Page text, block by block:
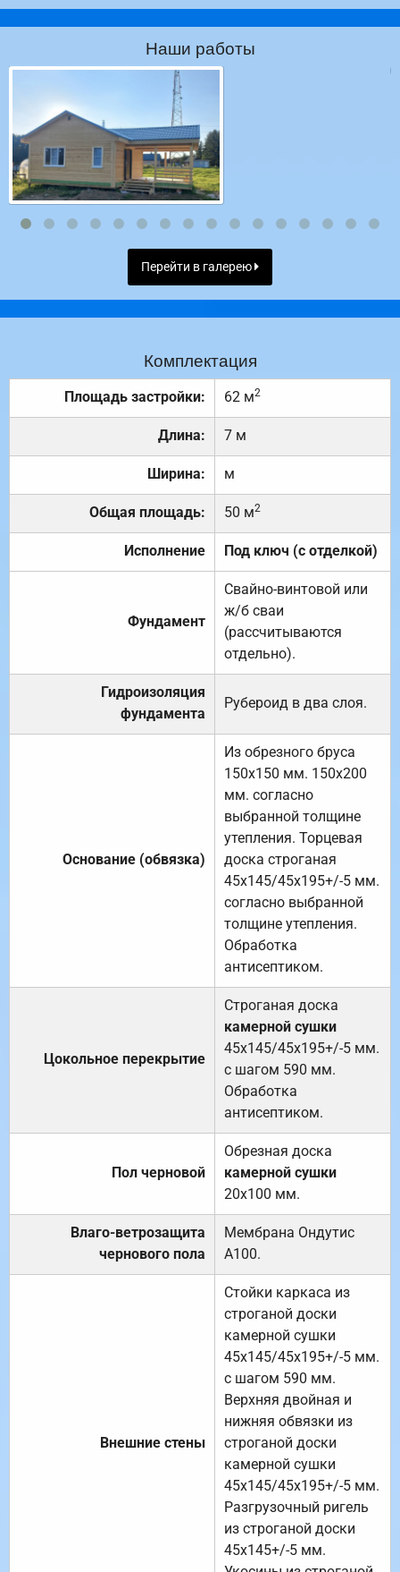
Наши работы
Перейти в галерею
Комплектация
Площадь застройки: 62 м2
Длина: 7 м
Ширина: м
Общая площадь: 50 м2
Исполнение Под ключ (с отделкой)
Фундамент
Свайно-винтовой или
ж/б сваи
(рассчитываются
отдельно).
Гидроизоляция
фундамента
Рубероид в два слоя.
Основание (обвязка)
Из обрезного бруса
150х150 мм. 150х200
мм. согласно
выбранной толщине
утепления. Торцевая
доска строганая
45х145/45х195+/-5 мм.
согласно выбранной
толщине утепления.
Обработка
антисептиком.
Цокольное перекрытие
Строганая доска
камерной сушки
45х145/45х195+/-5 мм.
с шагом 590 мм.
Обработка
антисептиком.
Пол черновой
Обрезная доска
камерной сушки
20х100 мм.
Влаго-ветрозащита
чернового пола
Мембрана Ондутис
А100.
Внешние стены
Стойки каркаса из
строганой доски
камерной сушки
45х145/45х195+/-5 мм.
с шагом 590 мм.
Верхняя двойная и
нижняя обвязки из
строганой доски
камерной сушки
45х145/45х195+/-5 мм.
Разгрузочный ригель
из строганой доски
45х145+/-5 мм.